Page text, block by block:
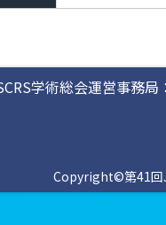
学術総会運営事務局
Copyright©第41回